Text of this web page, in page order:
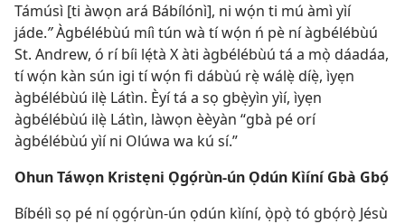
Támúsì [ti àwọn ará Bábílónì], ni wọ́n ti mú àmì yìí
jáde.”Àgbélébùú míì tún wà tí wọ́n ń pè ní àgbélébùú
St. Andrew, ó rí bíi lẹ́tà X àti àgbélébùú tá a mọ̀ dáadáa,
tí wọ́n kàn sún igi tí wọ́n fi dábùú rẹ̀ wálẹ̀ díẹ̀, ìyẹn
àgbélébùú ilẹ̀ Látìn. Èyí tá a sọ gbẹ̀yìn yìí, ìyẹn
àgbélébùú ilẹ̀ Látìn, làwọn èèyàn “gbà pé orí
àgbélébùú yìí ni Olúwa wa kú sí.”
Ohun Táwọn Kristẹni Ọgọ́rùn-ún Ọdún Kìíní Gbà Gbọ́
Bíbélì sọ pé ní ọgọ́rùn-ún ọdún kìíní, ọ̀pọ̀ tó gbọ́rọ̀ Jésù